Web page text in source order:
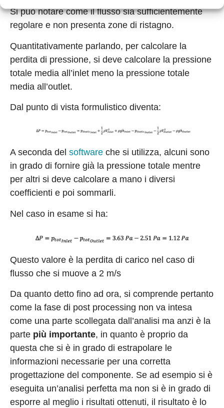
Si può notare come il flusso sia sufficientemente
regolare e non presenta zone di ristagno.
Quantitativamente parlando, per calcolare la
perdita di pressione, si deve calcolare la pressione
totale media all’inlet meno la pressione totale
media all’outlet.
Dal punto di vista formulistico diventa:
A seconda del software che si utilizza, alcuni sono
in grado di fornire già la pressione totale mentre
per altri si deve calcolare a mano i diversi
coefficienti e poi sommarli.
Nel caso in esame si ha:
Questo valore è la perdita di carico nel caso di
flusso che si muove a 2 m/s
Da quanto detto fino ad ora, si comprende pertanto
come la fase di post processing non va intesa
come una parte scollegata dall’analisi ma anzi è la
parte più importante, in quanto è proprio da
questa che si è in grado di estrapolare le
informazioni necessarie per una corretta
progettazione del componente. Se ad esempio si è
eseguita un’analisi perfetta ma non si è in grado di
esporre al meglio i risultati ottenuti, il risultato è lo